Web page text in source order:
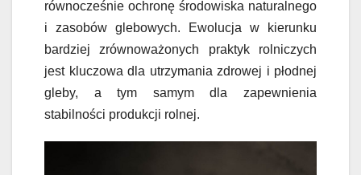
równocześnie ochronę środowiska naturalnego
i zasobów glebowych. Ewolucja w kierunku
bardziej zrównoważonych praktyk rolniczych
jest kluczowa dla utrzymania zdrowej i płodnej
gleby, a tym samym dla zapewnienia
stabilności produkcji rolnej.